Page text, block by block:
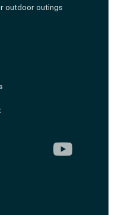
outdoor outings
